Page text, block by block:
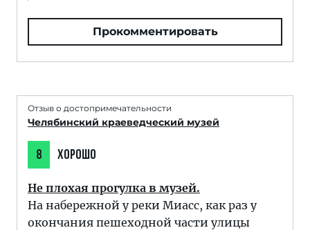
Прокомментировать
Отзыв о достопримечательности
Челябинский краеведческий музей
8 ХОРОШО
Не плохая прогулка в музей.
На набережной у реки Миасс, как раз у
окончания пешеходной части улицы